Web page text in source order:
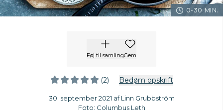
0-30 MIN.
Føj til samlingGem
(2) Bedøm opskrift
30. september 2021 af Linn Grubbström
Foto: Columbus Leth